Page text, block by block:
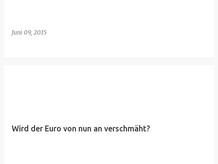
Juni 09, 2015
Wird der Euro von nun an verschmäht?